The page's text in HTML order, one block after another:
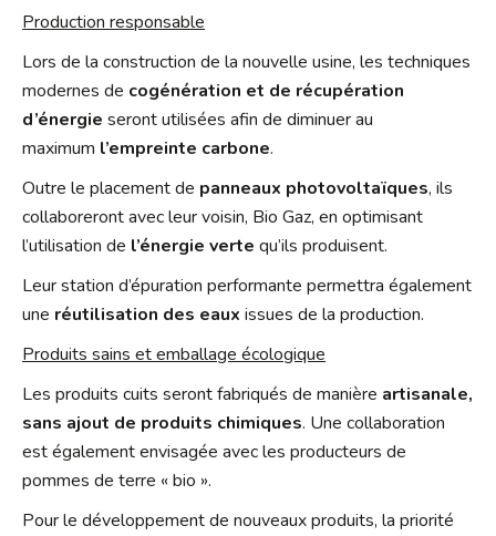
Production responsable
Lors de la construction de la nouvelle usine, les techniques
modernes de cogénération et de récupération
d’énergie seront utilisées afin de diminuer au
maximum l’empreinte carbone.
Outre le placement de panneaux photovoltaïques, ils
collaboreront avec leur voisin, Bio Gaz, en optimisant
l’utilisation de l’énergie verte qu’ils produisent.
Leur station d’épuration performante permettra également
une réutilisation des eaux issues de la production.
Produits sains et emballage écologique
Les produits cuits seront fabriqués de manière artisanale,
sans ajout de produits chimiques. Une collaboration
est également envisagée avec les producteurs de
pommes de terre « bio ».
Pour le développement de nouveaux produits, la priorité